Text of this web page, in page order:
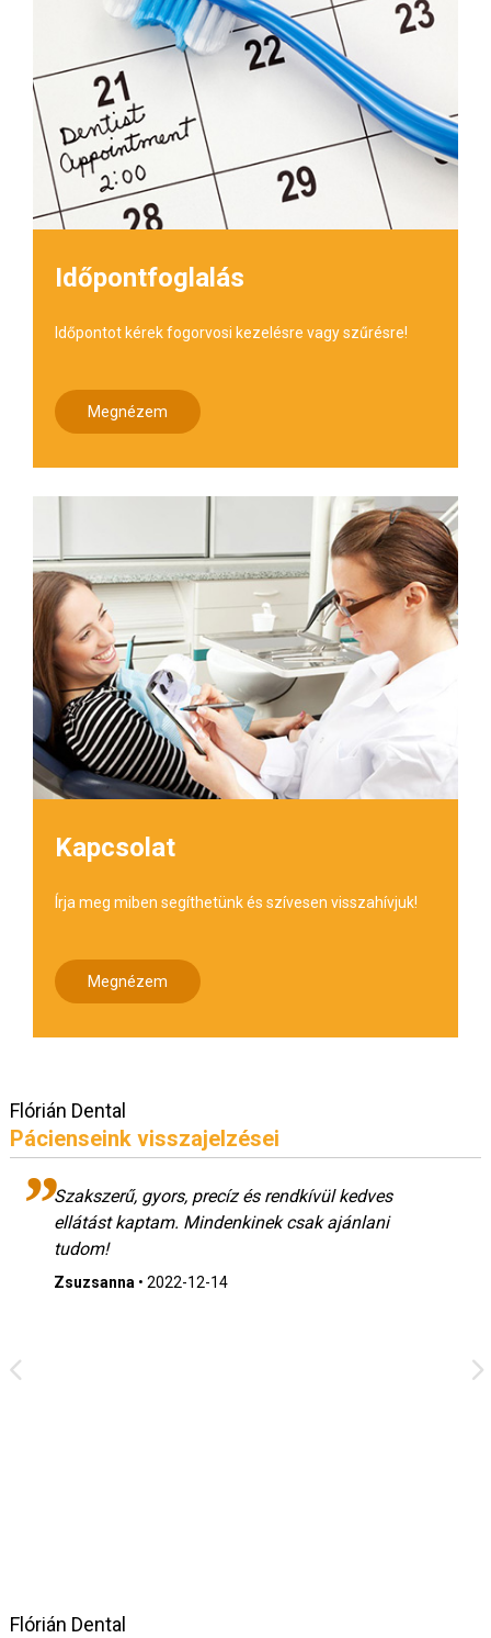
Időpontfoglalás
Időpontot kérek fogorvosi kezelésre vagy szűrésre!
Megnézem
Kapcsolat
Írja meg miben segíthetünk és szívesen visszahívjuk!
Megnézem
Flórián Dental
Pácienseink visszajelzései
Szakszerű, gyors, precíz és rendkívül kedves
ellátást kaptam. Mindenkinek csak ajánlani
tudom!
Zsuzsanna • 2022-12-14
Flórián Dental